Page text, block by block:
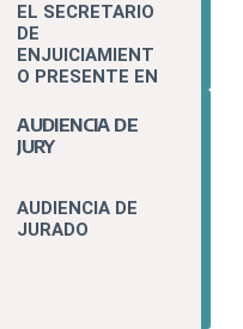
EL SECRETARIO
DE
ENJUICIAMIENT
O PRESENTE EN
NACIONALES E
INTERNACIONAL
AUDIENCIA DE
JURY
AUDIENCIA DE
JURADO